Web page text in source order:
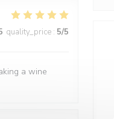
quality_price : 5/5
a wine